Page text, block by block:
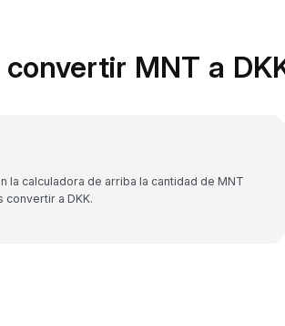
convertir MNT a
la calculadora de arriba la cantidad de MNT
convertir a DKK.